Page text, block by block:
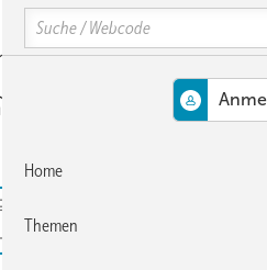
Search
Home
Themen